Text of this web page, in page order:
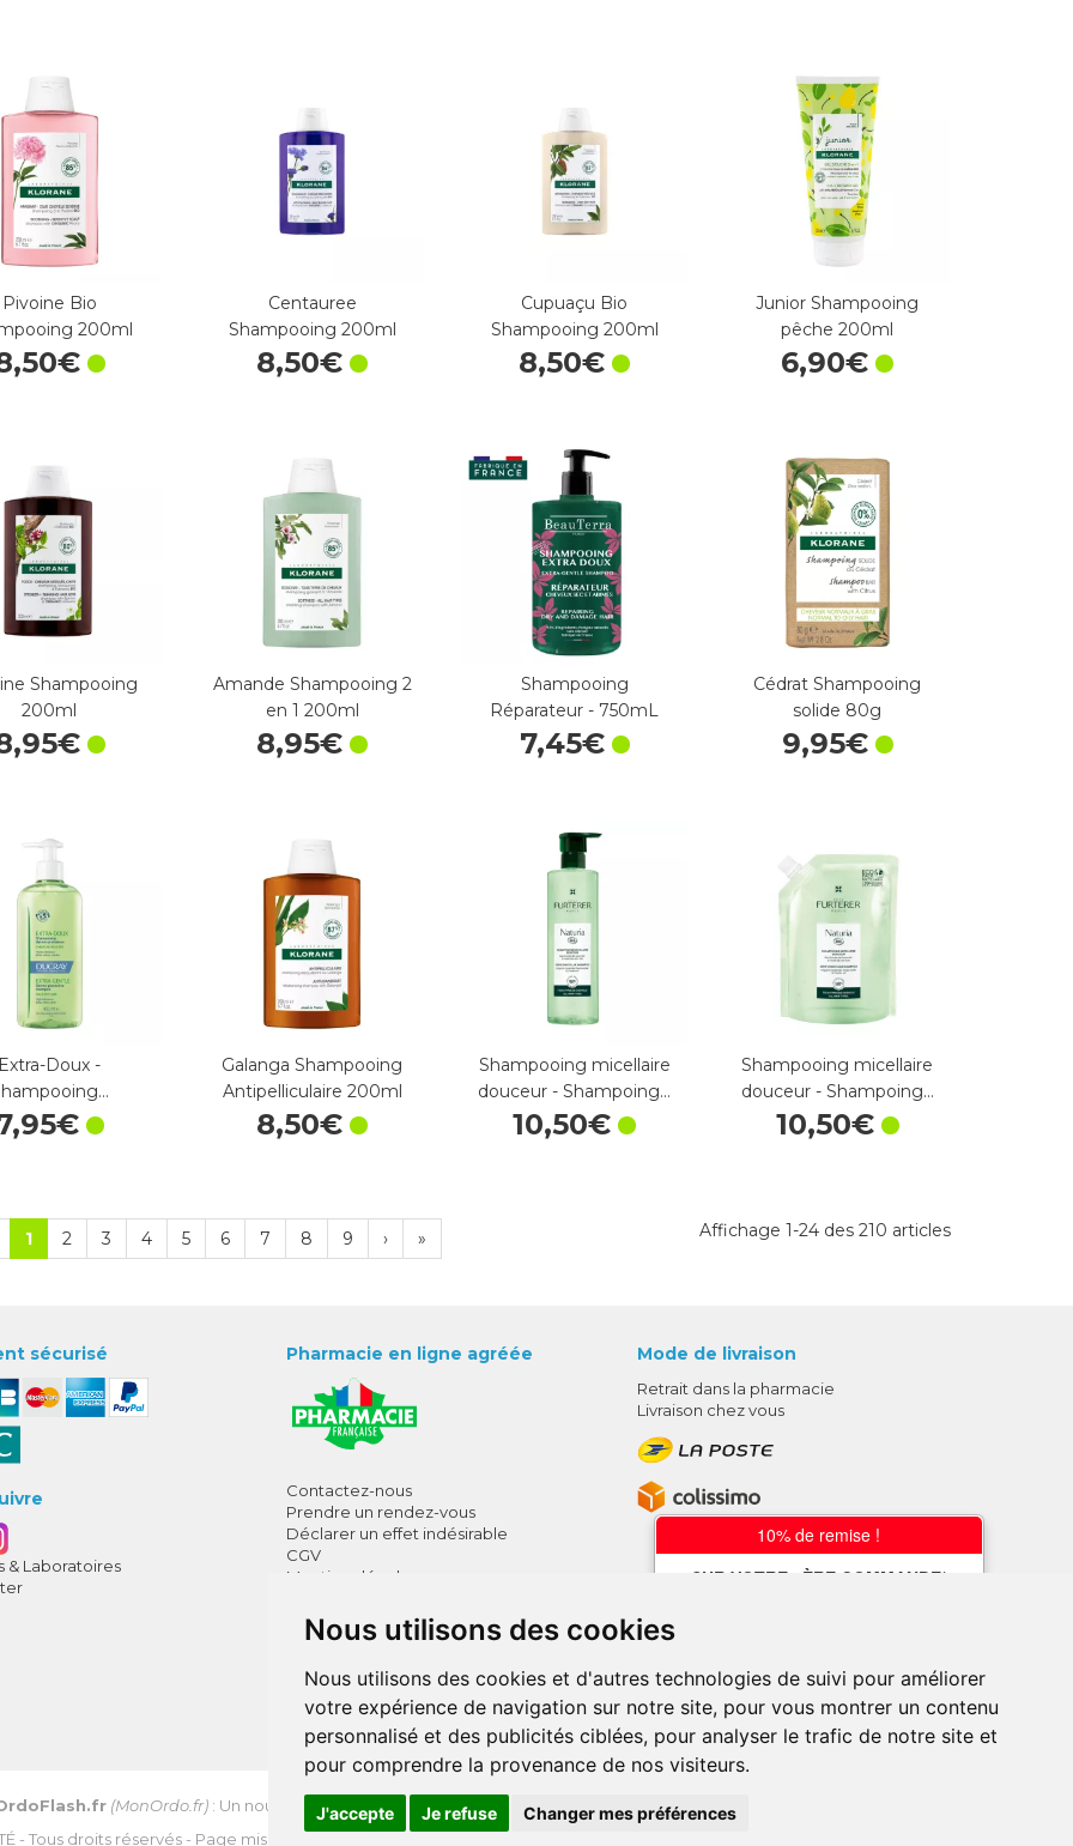
Nous utilisons des cookies
Nous utilisons des cookies et d'autres technologies de suivi pour améliorer
votre expérience de navigation sur notre site, pour vous montrer un contenu
personnalisé et des publicités ciblées, pour analyser le trafic de notre site et
pour comprendre la provenance de nos visiteurs.
J'accepte Je refuse Changer mes préférences
Pivoine Bio
200ml
,50€
Centauree
Shampooing 200ml
8,50€
Cupuaçu Bio
Shampooing 200ml
8,50€
Junior Shampooing
pêche 200ml
6,90€
Shampooing
200ml
,95€
Amande Shampooing 2
en 1 200ml
8,95€
Shampooing
Réparateur - 750mL
7,45€
Cédrat Shampooing
solide 80g
9,95€
Doux -
,95€
Galanga Shampooing
Antipelliculaire 200ml
8,50€
Shampooing micellaire
douceur - Shampoing…
10,50€
Shampooing micellaire
douceur - Shampoing…
10,50€
1 2 3 4 5 6 7 8 9 › » Affichage 1-24 des 210 articles
sécurisé
& Laboratoires
Pharmacie en ligne agréée
Contactez-nous
Prendre un rendez-vous
Déclarer un effet indésirable
CGV
Mentions légales
Cookies
Mes préférences Cookies
Annuaire des pharmacies
Mode de livraison
Retrait dans la pharmacie
Livraison chez vous
(MonOrdo.fr): Un nouveau service de dépôt d’ordonnance en ligne.
- Tous droits réservés - Page mise à jour le 03/08/2026 -
10% de remise !
SUR VOTRE 1ÈRE COMMANDE*
* sans minimum d'achat , hors
médicaments et produits en offre,
utilisez le code au moment de la
validation du panier afin que la remise
soit prise en compte.